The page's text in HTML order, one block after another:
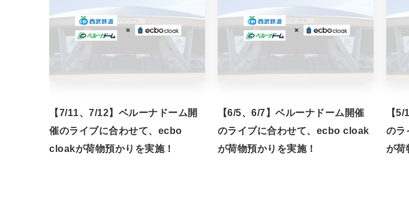
【7/11、7/12】ベルーナドーム開
催のライブに合わせて、ecbo
cloakが荷物預かりを実施！
【6/5、6/7】ベルーナドーム開催
のライブに合わせて、ecbo cloak
が荷物預かりを実施！
【
のラ
が荷